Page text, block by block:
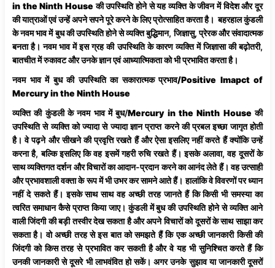
in the Ninth Houseकी उपस्थिति होने से यह व्यक्ति के जीवन में विदेश और दूर
की यात्राओं एवं उन्हें अपने सपने पूरे करने के लिए प्रोत्साहित करता है। बहरहाल कुंडली
के नवम भाव में बुध की उपस्थिति होने से व्यक्ति बुद्धिमान, जिज्ञासु, प्रेरक और संवादात्मक
बनता है। नवम भाव में इस ग्रह की उपस्थिति के कारण व्यक्ति में जिज्ञासा की बढ़ोतरी,
बातचीत में रुकावट और उनके ज्ञान एवं आध्यात्मिकता को भी प्रभावित करता है।
नवम भाव में बुध की उपस्थिति का सकारात्मक प्रभाव/Positive Imapct of
Mercury in the Ninth House
व्यक्ति की कुंडली के नवम भाव में बुध/Mercury in the Ninth Houseकी
उपस्थिति से व्यक्ति को ज्यादा से ज्यादा ज्ञान प्राप्त करने की प्रबल इच्छा जागृत होती
है। वे पढ़ने और सीखने की प्रवृत्ति रखते हैं और ऐसा इसलिए नहीं करते हैं क्योंकि उन्हें
करना है, बल्कि इसलिए कि वह इसमें गहरी रुचि रखते हैं। इसके अलावा, वह दूसरों के
साथ व्यक्तिगत दर्शन और विचारों का आदान-प्रदान करने का आनंद लेते हैं। वह उत्साही
और प्रभावशाली वक्ता के रूप में भी उभर कर सामने आते हैं। हालांकि वे विवरणों पर ध्यान
नहीं दे सकते हैं। इसके साथ साथ वह अच्छी तरह जानते हैं कि किसी भी समस्या का
त्वरित समाधान कैसे प्राप्त किया जाए। कुंडली में बुध की उपस्थिति होने से व्यक्ति आने
वाली जिंदगी की बड़ी तस्वीर देख सकता है और अपने विचारों को दूसरों के साथ साझा कर
सकता है। वो अच्छी तरह से इस बात को समझते हैं कि एक अच्छी जानकारी किसी की
जिंदगी को किस तरह से प्रभावित कर सकती है और वे यह भी सुनिश्चित करते हैं कि
उनकी जानकारी से दूसरे भी लाभवंवित हो सकें। अगर उनके सुझाव या जानकारी दूसरों